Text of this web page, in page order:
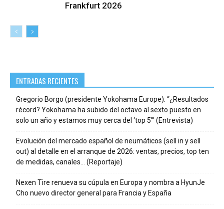
Frankfurt 2026
ENTRADAS RECIENTES
Gregorio Borgo (presidente Yokohama Europe): “¿Resultados
récord? Yokohama ha subido del octavo al sexto puesto en
solo un año y estamos muy cerca del ‘top 5’” (Entrevista)
Evolución del mercado español de neumáticos (sell in y sell
out) al detalle en el arranque de 2026: ventas, precios, top ten
de medidas, canales… (Reportaje)
Nexen Tire renueva su cúpula en Europa y nombra a HyunJe
Cho nuevo director general para Francia y España